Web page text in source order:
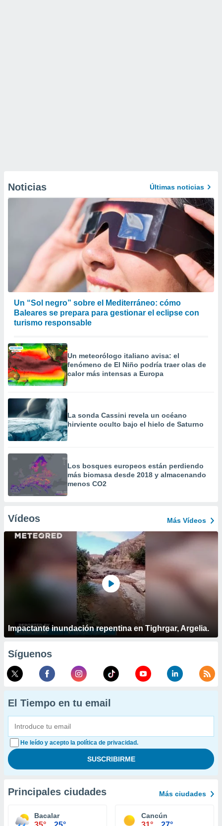
Noticias Últimas noticias
Un “Sol negro” sobre el Mediterráneo: cómo
Baleares se prepara para gestionar el eclipse con
turismo responsable
Un meteorólogo italiano avisa: el
fenómeno de El Niño podría traer olas de
calor más intensas a Europa
La sonda Cassini revela un océano
hirviente oculto bajo el hielo de Saturno
Los bosques europeos están perdiendo
más biomasa desde 2018 y almacenando
menos CO2
Vídeos Más Vídeos
Impactante inundación repentina en Tighrgar, Argelia.
Síguenos
El Tiempo en tu email
He leído y acepto la política de privacidad.
Principales ciudades Más ciudades
Bacalar Cancún